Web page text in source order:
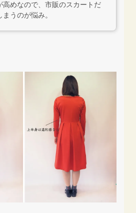
高めなので、市販のスカートだ
うのが悩み。